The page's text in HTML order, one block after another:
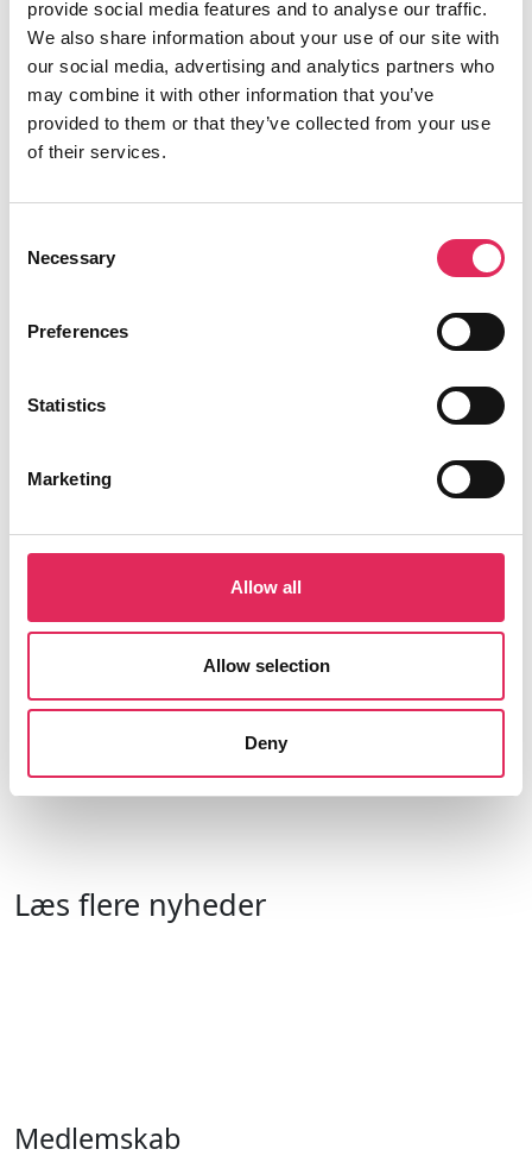
provide social media features and to analyse our traffic.
We also share information about your use of our site with
our social media, advertising and analytics partners who
may combine it with other information that you’ve
provided to them or that they’ve collected from your use
of their services.
Selection
Necessary
Preferences
Statistics
Marketing
Allow all
Allow selection
Deny
Læs Publikumsundersøgelsen 2023 her
Foto: PR Musikhuzet Bornholm
Bornholms Regionskommune. Formålet med
Musikhuzet er at udbrede den rytmiske musik
opmærksomhed omkring øen som et kulturelt
Kilde: Musikhuzet Bornholms hjemmeside
Læs mere her
Læs flere nyheder
Medlemskab